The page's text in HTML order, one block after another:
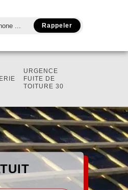
URGENCE
FUITE DE
TOITURE 30